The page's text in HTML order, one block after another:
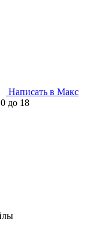
Написать в Макс
до 18